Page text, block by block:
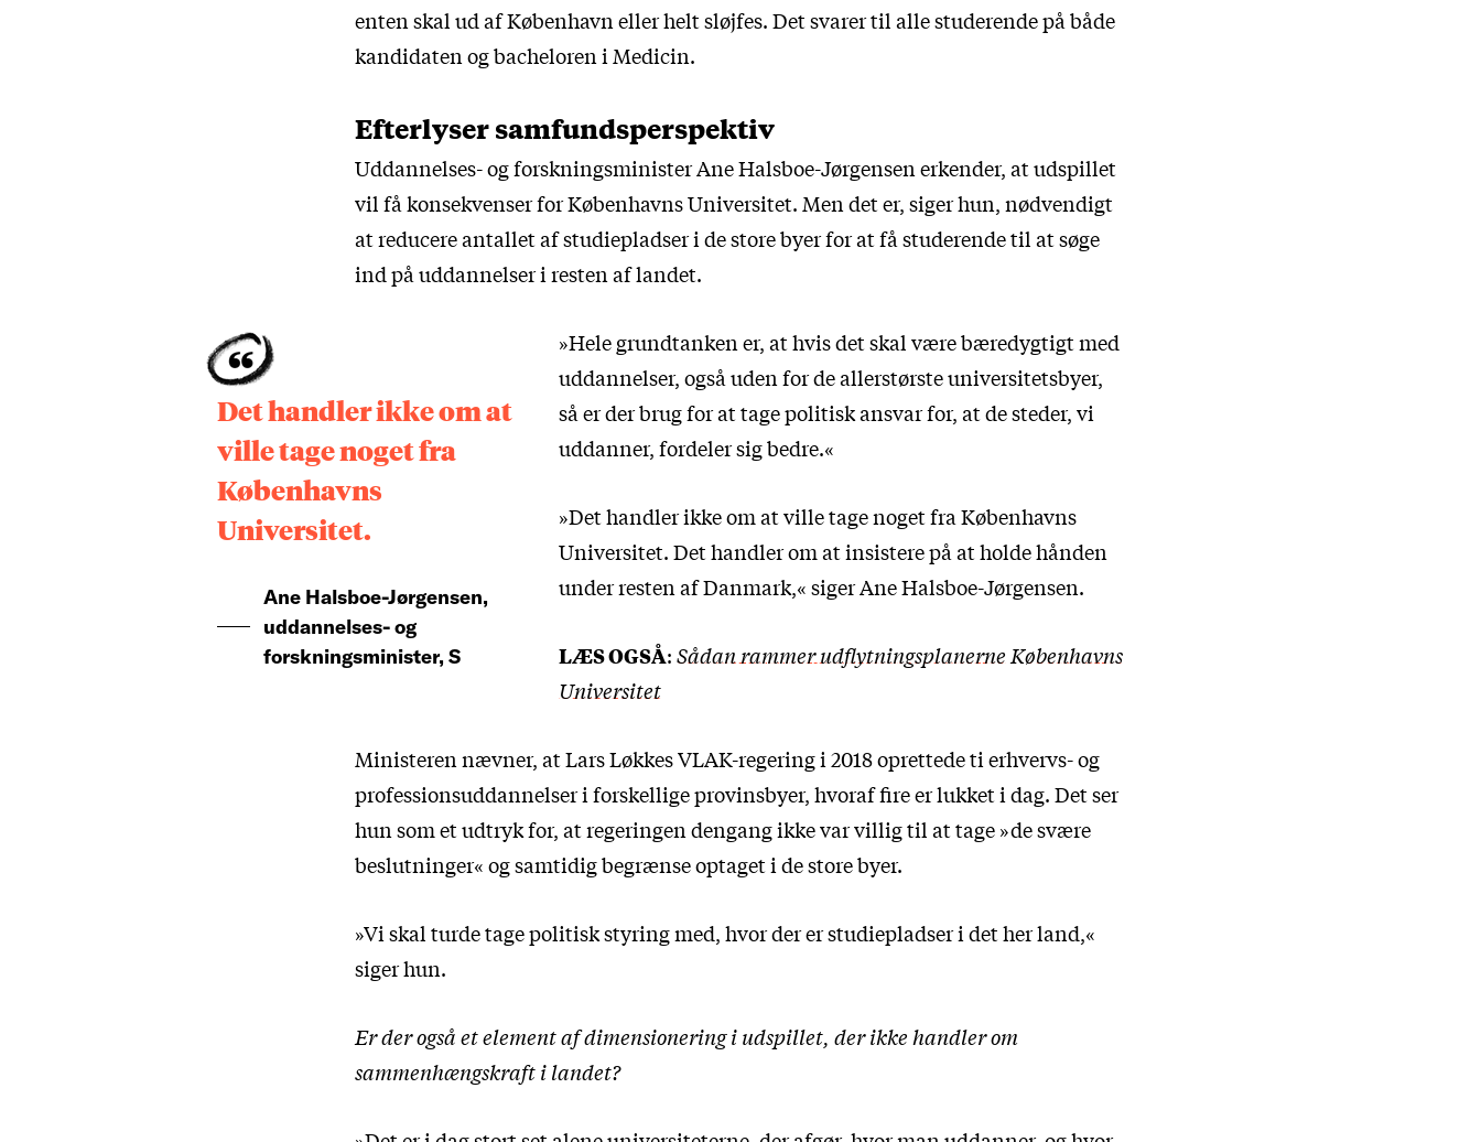
enten skal ud af København eller helt sløjfes. Det svarer til alle studerende på både
kandidaten og bacheloren i Medicin.
Efterlyser samfundsperspektiv
Uddannelses- og forskningsminister Ane Halsboe-Jørgensen erkender, at udspillet
vil få konsekvenser for Københavns Universitet. Men det er, siger hun, nødvendigt
at reducere antallet af studiepladser i de store byer for at få studerende til at søge
ind på uddannelser i resten af landet.
Det handler ikke om at
ville tage noget fra
Københavns
Universitet.
Ane Halsboe-Jørgensen,
uddannelses- og
forskningsminister, S
»Hele grundtanken er, at hvis det skal være bæredygtigt med
uddannelser, også uden for de allerstørste universitetsbyer,
så er der brug for at tage politisk ansvar for, at de steder, vi
uddanner, fordeler sig bedre.«
»Det handler ikke om at ville tage noget fra Københavns
Universitet. Det handler om at insistere på at holde hånden
under resten af Danmark,« siger Ane Halsboe-Jørgensen.
LÆS OGSÅ:Sådan rammer udflytningsplanerne Københavns
Universitet
Ministeren nævner, at Lars Løkkes VLAK-regering i 2018 oprettede ti erhvervs- og
professionsuddannelser i forskellige provinsbyer, hvoraf fire er lukket i dag. Det ser
hun som et udtryk for, at regeringen dengang ikke var villig til at tage »de svære
beslutninger« og samtidig begrænse optaget i de store byer.
»Vi skal turde tage politisk styring med, hvor der er studiepladser i det her land,«
siger hun.
Er der også et element af dimensionering i udspillet, der ikke handler om
sammenhængskraft i landet?